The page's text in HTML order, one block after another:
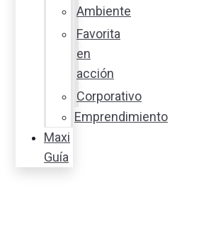
Ambiente
Favorita
en
acción
Corporativo
Emprendimiento
Maxi
Guía